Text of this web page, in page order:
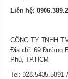
Liên hệ:
CÔNG TY TNHH
Địa chỉ: 69 Đường
Phú, TP.HCM
Tel: 028.5435.5891